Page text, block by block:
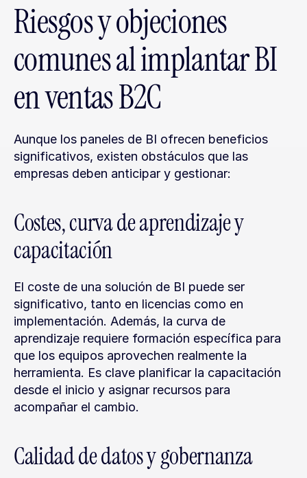
Riesgos y objeciones
comunes al implantar BI
en ventas B2C
Aunque los paneles de BI ofrecen beneficios
significativos, existen obstáculos que las
empresas deben anticipar y gestionar:
Costes, curva de aprendizaje y
capacitación
El coste de una solución de BI puede ser
significativo, tanto en licencias como en
implementación. Además, la curva de
aprendizaje requiere formación específica para
que los equipos aprovechen realmente la
herramienta. Es clave planificar la capacitación
desde el inicio y asignar recursos para
acompañar el cambio.
Calidad de datos y gobernanza